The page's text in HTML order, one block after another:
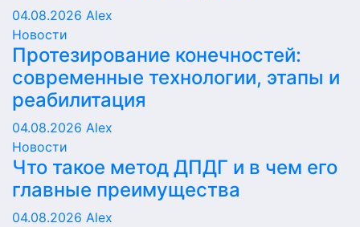
04.08.2026 Alex
Новости
Протезирование конечностей:
современные технологии, этапы и
реабилитация
04.08.2026 Alex
Новости
Что такое метод ДПДГ и в чем его
главные преимущества
04.08.2026 Alex